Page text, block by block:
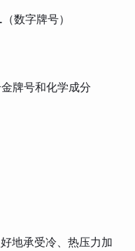
数字牌号）
牌号和化学成分
地承受冷、热压力加